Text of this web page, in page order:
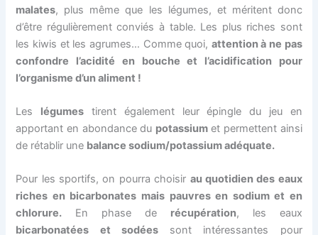
malates, plus même que les légumes, et méritent donc
d’être régulièrement conviés à table. Les plus riches sont
les kiwis et les agrumes… Comme quoi, attention à ne pas
confondre l’acidité en bouche et l’acidification pour
l’organisme d’un aliment !
Les légumes tirent également leur épingle du jeu en
apportant en abondance du potassiumet permettent ainsi
de rétablir une balance sodium/potassium adéquate.
Pour les sportifs, on pourra choisir au quotidien des eaux
riches en bicarbonates mais pauvres en sodium et en
chlorure. En phase de récupération, les eaux
bicarbonatées et sodéessont intéressantes pour